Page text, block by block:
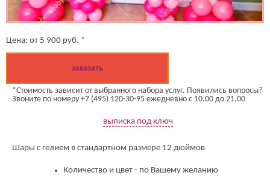
Цена: от 5 900 руб. *
заказать
*Стоимость зависит от выбранного набора услуг. Появились вопросы?
Звоните по номеру +7 (495) 120-30-95 ежедневно с 10.00 до 21.00
выписка под ключ
Шары с гелием в стандартном размере 12 дюймов
Количество и цвет - по Вашему желанию